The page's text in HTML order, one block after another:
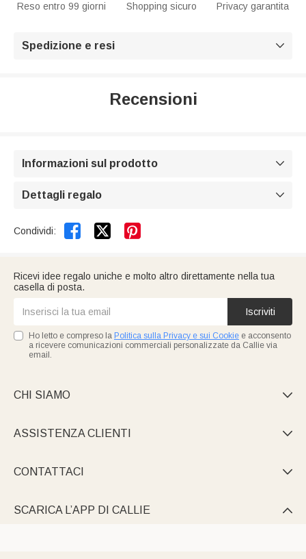
Reso entro 99 giorni Shopping sicuro Privacy garantita
Spedizione e resi 
Recensioni
Informazioni sul prodotto 
Dettagli regalo 
Condividi:  
Ricevi idee regalo uniche e molto altro direttamente nella tua
casella di posta.
Iscriviti
Ho letto e compreso la Politica sulla Privacy e sui Cookie e acconsento
a ricevere comunicazioni commerciali personalizzate da Callie via
email.
CHI SIAMO 
ASSISTENZA CLIENTI 
CONTATTACI 
SCARICA L’APP DI CALLIE 